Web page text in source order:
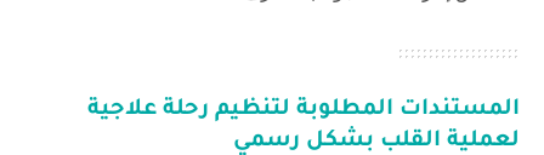
المستندات المطلوبة لتنظيم رحلة علاجية
لعملية القلب بشكل رسمي